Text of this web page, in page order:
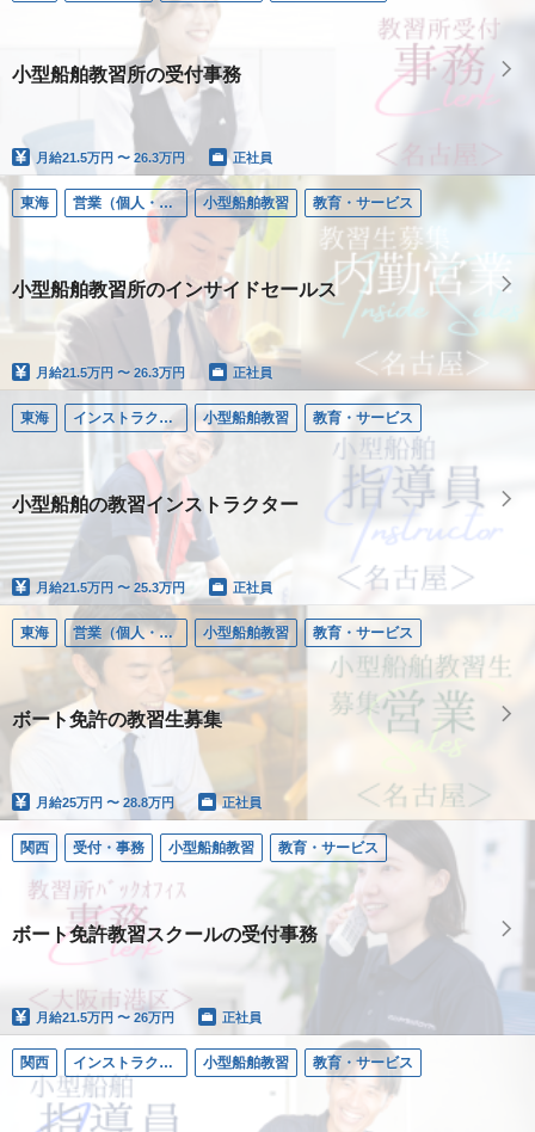
小型船舶教習所の受付事務
月給21.5万円 〜 26.3万円 正社員
東海 営業（個人・法人） 小型船舶教習 教育・サービス
小型船舶教習所のインサイドセールス
月給21.5万円 〜 26.3万円 正社員
東海 インストラクター／小型船舶 小型船舶教習 教育・サービス
小型船舶の教習インストラクター
月給21.5万円 〜 25.3万円 正社員
東海 営業（個人・法人） 小型船舶教習 教育・サービス
ボート免許の教習生募集
月給25万円 〜 28.8万円 正社員
関西 受付・事務 小型船舶教習 教育・サービス
ボート免許教習スクールの受付事務
月給21.5万円 〜 26万円 正社員
関西 インストラクター／小型船舶 小型船舶教習 教育・サービス